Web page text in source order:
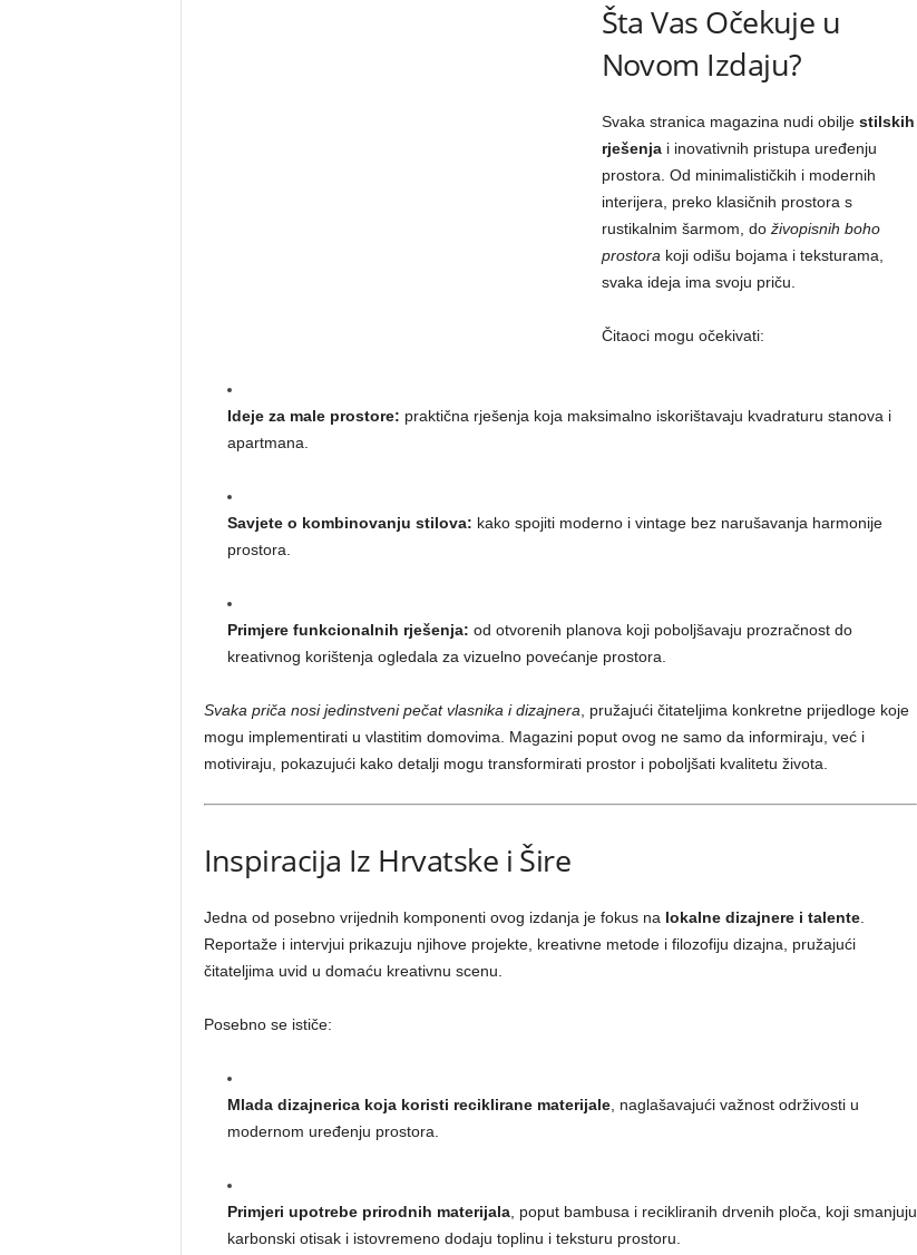
Šta Vas Očekuje u
Novom Izdaju?
Svaka stranica magazina nudi obilje stilskih
rješenjai inovativnih pristupa uređenju
prostora. Od minimalističkih i modernih
interijera, preko klasičnih prostora s
rustikalnim šarmom, do živopisnih boho
prostora koji odišu bojama i teksturama,
svaka ideja ima svoju priču.
Čitaoci mogu očekivati:
Ideje za male prostore: praktična rješenja koja maksimalno iskorištavaju kvadraturu stanova i
apartmana.
Savjete o kombinovanju stilova: kako spojiti moderno i vintage bez narušavanja harmonije
prostora.
Primjere funkcionalnih rješenja: od otvorenih planova koji poboljšavaju prozračnost do
kreativnog korištenja ogledala za vizuelno povećanje prostora.
Svaka priča nosi jedinstveni pečat vlasnika i dizajnera , pružajući čitateljima konkretne prijedloge koje
mogu implementirati u vlastitim domovima. Magazini poput ovog ne samo da informiraju, već i
motiviraju, pokazujući kako detalji mogu transformirati prostor i poboljšati kvalitetu života.
Inspiracija Iz Hrvatske i Šire
Jedna od posebno vrijednih komponenti ovog izdanja je fokus na lokalne dizajnere i talente.
Reportaže i intervjui prikazuju njihove projekte, kreativne metode i filozofiju dizajna, pružajući
čitateljima uvid u domaću kreativnu scenu.
Posebno se ističe:
Mlada dizajnerica koja koristi reciklirane materijale, naglašavajući važnost održivosti u
modernom uređenju prostora.
Primjeri upotrebe prirodnih materijala, poput bambusa i recikliranih drvenih ploča, koji smanjuju
karbonski otisak i istovremeno dodaju toplinu i teksturu prostoru.